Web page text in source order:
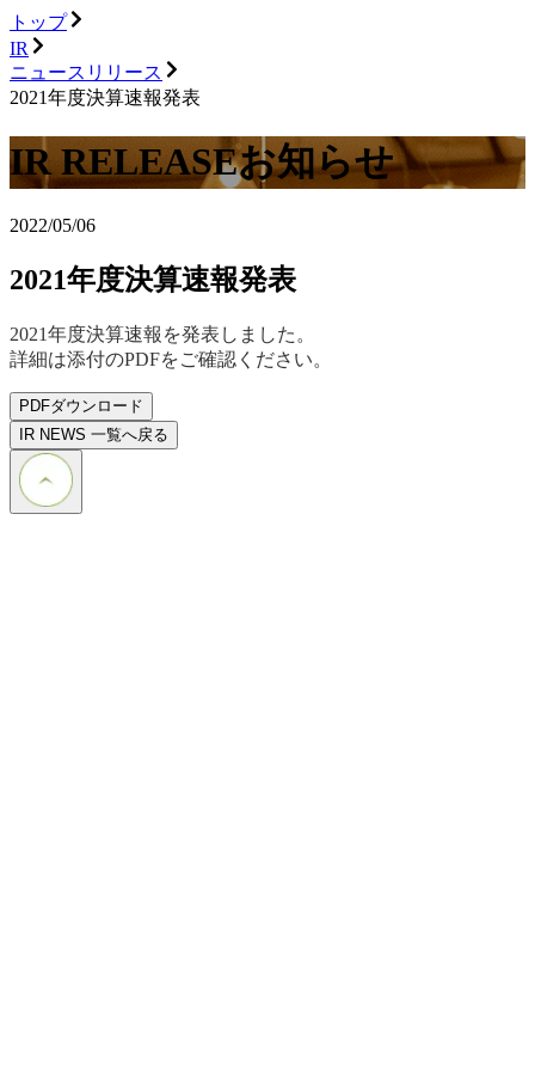
トップ
IR
ニュースリリース
2021年度決算速報発表
IR RELEASEお知らせ
2022/05/06
2021年度決算速報発表
2021年度決算速報を発表しました。
詳細は添付のPDFをご確認ください。
PDFダウンロード
IR NEWS 一覧へ戻る